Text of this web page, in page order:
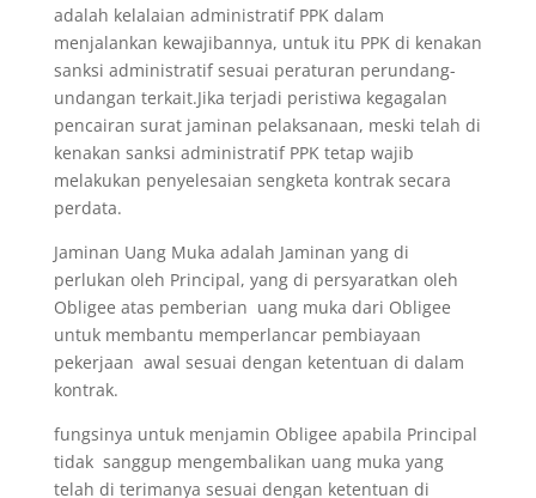
adalah kelalaian administratif PPK dalam
menjalankan kewajibannya, untuk itu PPK di kenakan
sanksi administratif sesuai peraturan perundang-
undangan terkait.Jika terjadi peristiwa kegagalan
pencairan surat jaminan pelaksanaan, meski telah di
kenakan sanksi administratif PPK tetap wajib
melakukan penyelesaian sengketa kontrak secara
perdata.
Jaminan Uang Muka adalah Jaminan yang di
perlukan oleh Principal, yang di persyaratkan oleh
Obligee atas pemberian uang muka dari Obligee
untuk membantu memperlancar pembiayaan
pekerjaan awal sesuai dengan ketentuan di dalam
kontrak.
fungsinya untuk menjamin Obligee apabila Principal
tidak sanggup mengembalikan uang muka yang
telah di terimanya sesuai dengan ketentuan di